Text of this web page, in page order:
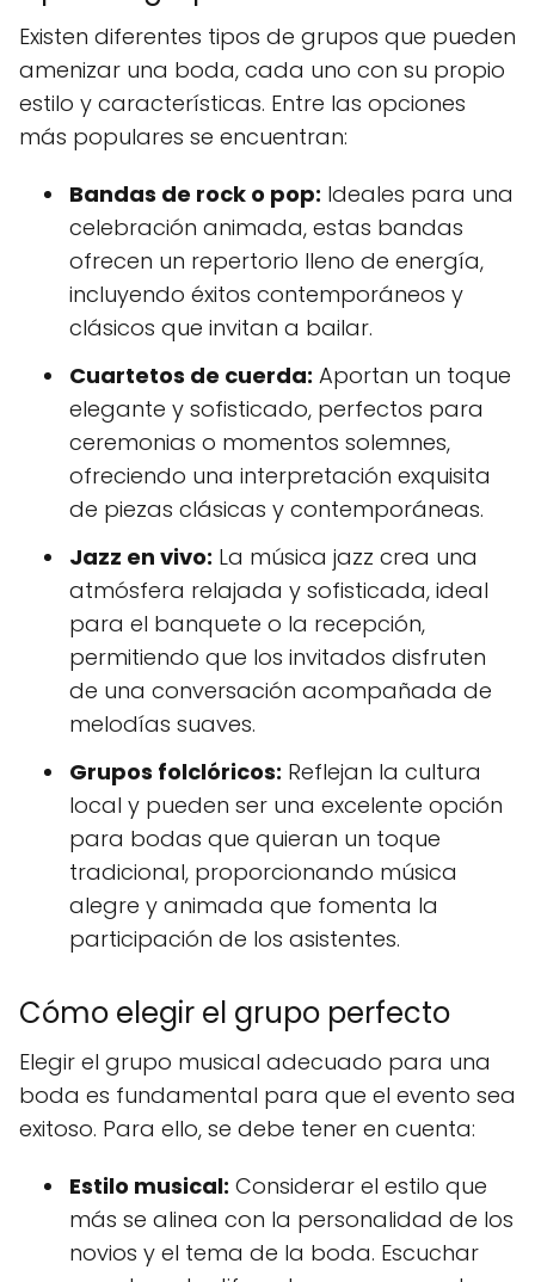
Existen diferentes tipos de grupos que pueden
amenizar una boda, cada uno con su propio
estilo y características. Entre las opciones
más populares se encuentran:
Bandas de rock o pop: Ideales para una
celebración animada, estas bandas
ofrecen un repertorio lleno de energía,
incluyendo éxitos contemporáneos y
clásicos que invitan a bailar.
Cuartetos de cuerda: Aportan un toque
elegante y sofisticado, perfectos para
ceremonias o momentos solemnes,
ofreciendo una interpretación exquisita
de piezas clásicas y contemporáneas.
Jazz en vivo: La música jazz crea una
atmósfera relajada y sofisticada, ideal
para el banquete o la recepción,
permitiendo que los invitados disfruten
de una conversación acompañada de
melodías suaves.
Grupos folclóricos: Reflejan la cultura
local y pueden ser una excelente opción
para bodas que quieran un toque
tradicional, proporcionando música
alegre y animada que fomenta la
participación de los asistentes.
Cómo elegir el grupo perfecto
Elegir el grupo musical adecuado para una
boda es fundamental para que el evento sea
exitoso. Para ello, se debe tener en cuenta:
Estilo musical: Considerar el estilo que
más se alinea con la personalidad de los
novios y el tema de la boda. Escuchar